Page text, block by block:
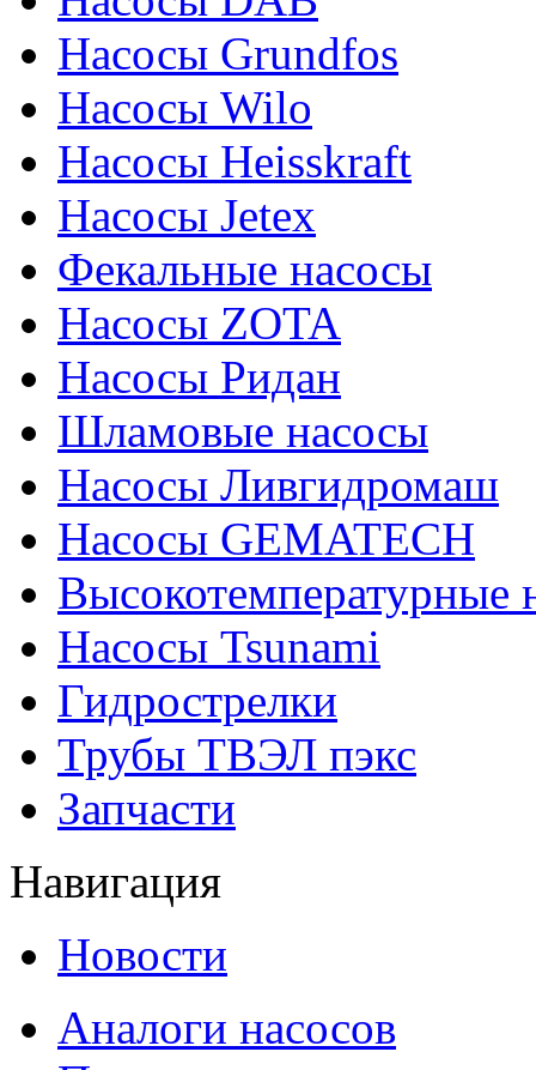
Насосы Grundfos
Насосы Wilo
Насосы Heisskraft
Насосы Jetex
Фекальные насосы
Насосы ZOTA
Насосы Ридан
Шламовые насосы
Насосы Ливгидромаш
Насосы GEMATECH
Высокотемпературные
Насосы Tsunami
Гидрострелки
Трубы ТВЭЛ пэкс
Запчасти
Навигация
Новости
Аналоги насосов